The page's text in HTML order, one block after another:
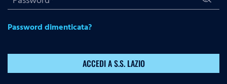
Password dimenticata?
ACCEDI A S.S. LAZIO